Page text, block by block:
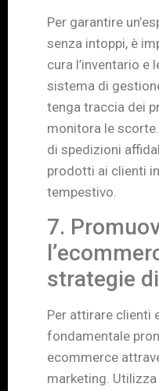
Per garantire
senza intoppi, è
cura l’inventario e
sistema di
tenga traccia dei
monitora le
di spedizioni
prodotti ai clienti
tempestivo.
7.
strategie
Per attirare clienti
fondamentale
ecommerce
marketing.